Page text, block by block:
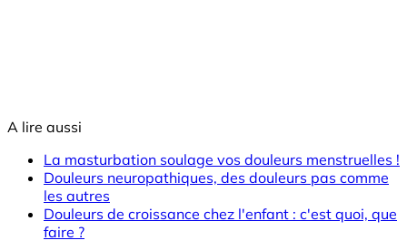
A lire aussi
La masturbation soulage vos douleurs menstruelles !
Douleurs neuropathiques, des douleurs pas comme
les autres
Douleurs de croissance chez l'enfant : c'est quoi, que
faire ?